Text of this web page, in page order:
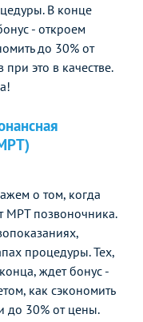
В конце
- откроем
до 30% от
это в качестве.
о том, когда
МРТ позвоночника.
процедуры. Тех,
ждет бонус -
как сэкономить
до 30% от цены.